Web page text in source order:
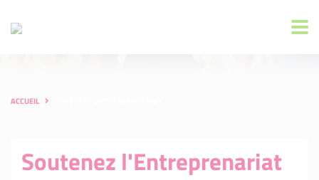
ACCUEIL
Soutenez l'Entreprenariat